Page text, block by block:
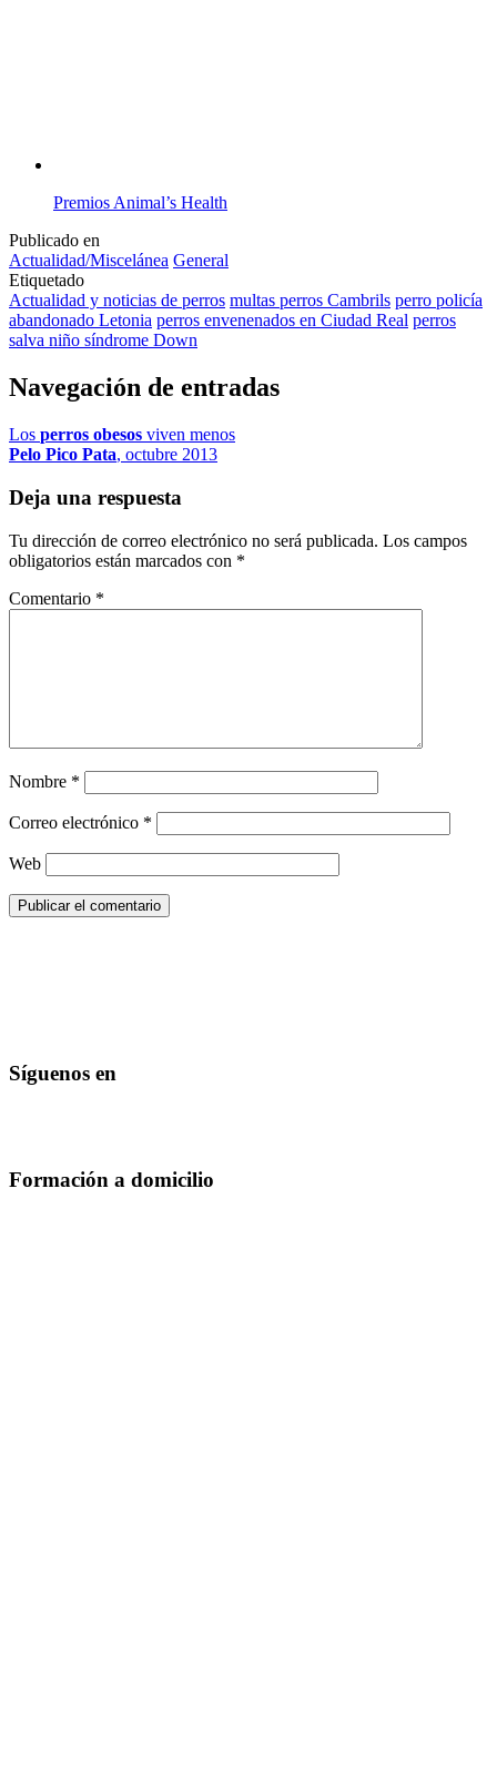
Premios Animal’s Health
Publicado en
Actualidad/Miscelánea General
Etiquetado
Actualidad y noticias de perros multas perros Cambrils perro policía
abandonado Letonia perros envenenados en Ciudad Real perros
salva niño síndrome Down
Navegación de entradas
Los perros obesos viven menos
Pelo Pico Pata, octubre 2013
Deja una respuesta
Tu dirección de correo electrónico no será publicada. Los campos
obligatorios están marcados con *
Comentario *
Nombre *
Correo electrónico *
Web
Síguenos en
Formación a domicilio